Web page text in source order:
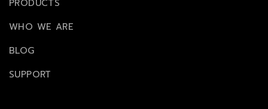
PRODUCTS
WHO WE ARE
BLOG
SUPPORT